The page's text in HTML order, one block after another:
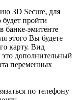
3D Secure, для
пройти
банке-эмитенте
этого Вы будете
карту. Вид
дополнительный
переменных
по телефону